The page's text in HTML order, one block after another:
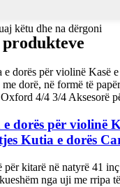
këtu dhe na dërgoni
e dorës për violinë
Kutia e dorës